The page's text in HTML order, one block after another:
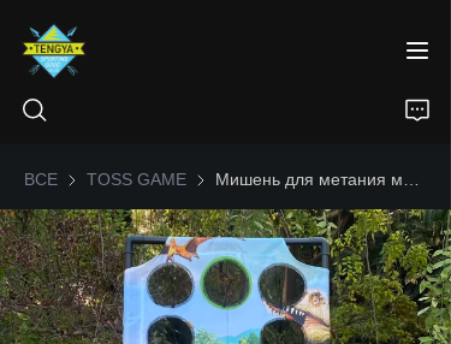
ВСЕ TOSS GAME TOSS GAME
ДОМА
ПРОДУКТЫ
О НАС